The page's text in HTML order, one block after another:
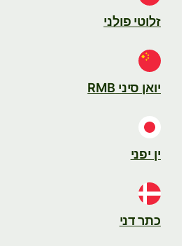
זלוטי פולני
יואן סיני RMB
ין יפני
כתר דני